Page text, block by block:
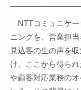
NTTコミュニケー
ニングを、営業担
見込客の生の声を
け、ここから得ら
や顧客対応業務の